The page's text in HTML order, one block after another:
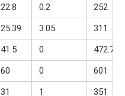
22.8 0.2
252
25.39 3.05
311
41.5 0
472.7
60 0
601
31 1
351